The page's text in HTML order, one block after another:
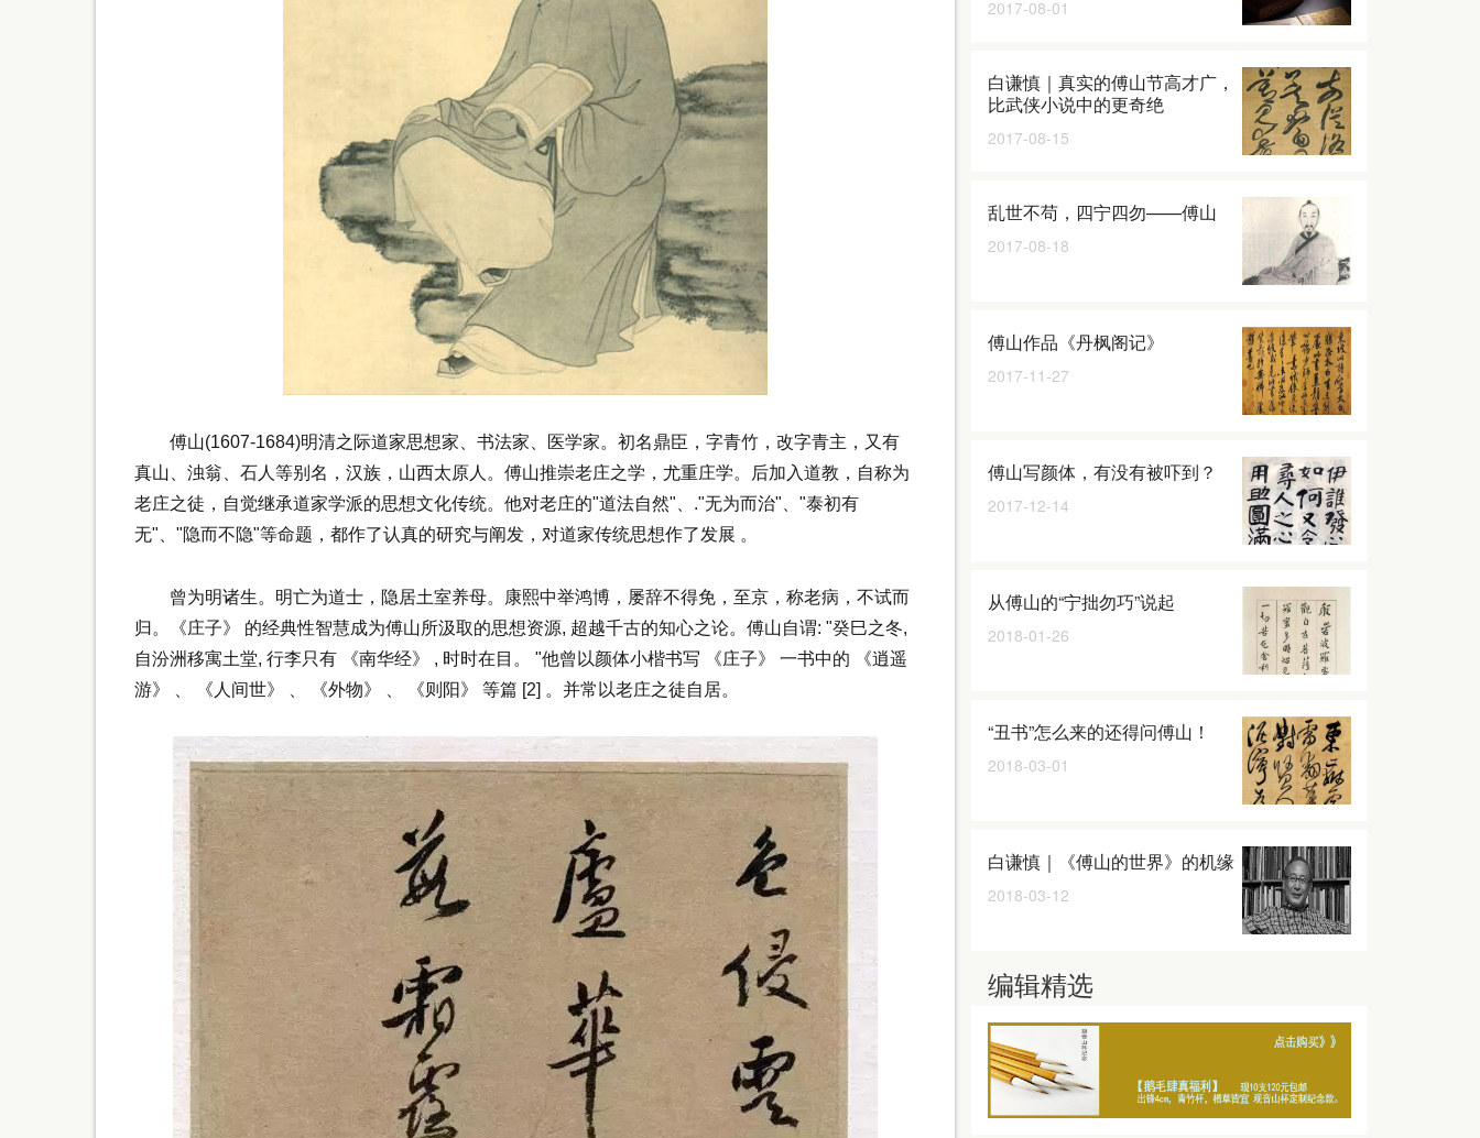
傅山(1607-1684)明清之际道家思想家、书法家、医学家。初名鼎臣，字青竹，改字青主，又有
真山、浊翁、石人等别名，汉族，山西太原人。傅山推崇老庄之学，尤重庄学。后加入道教，自称为
老庄之徒，自觉继承道家学派的思想文化传统。他对老庄的"道法自然"、."无为而治"、"泰初有
无"、"隐而不隐"等命题，都作了认真的研究与阐发，对道家传统思想作了发展 。
曾为明诸生。明亡为道士，隐居土室养母。康熙中举鸿博，屡辞不得免，至京，称老病，不试而
归。《庄子》 的经典性智慧成为傅山所汲取的思想资源, 超越千古的知心之论。傅山自谓: "癸巳之冬,
自汾洲移寓土堂, 行李只有 《南华经》 , 时时在目。 "他曾以颜体小楷书写 《庄子》 一书中的 《逍遥
游》 、 《人间世》 、 《外物》 、 《则阳》 等篇 [2] 。并常以老庄之徒自居。
2017-08-01
白谦慎｜真实的傅山节高才广，
比武侠小说中的更奇绝
2017-08-15
乱世不苟，四宁四勿——傅山
2017-08-18
傅山作品《丹枫阁记》
2017-11-27
傅山写颜体，有没有被吓到？
2017-12-14
从傅山的“宁拙勿巧”说起
2018-01-26
“丑书”怎么来的还得问傅山！
2018-03-01
白谦慎｜《傅山的世界》的机缘
2018-03-12
编辑精选